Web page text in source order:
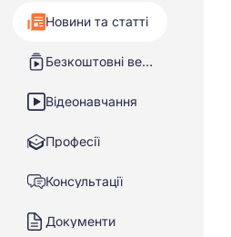
Новини та статті
Безкоштовні вебінари
Відеонавчання
Професії
Консультації
Документи